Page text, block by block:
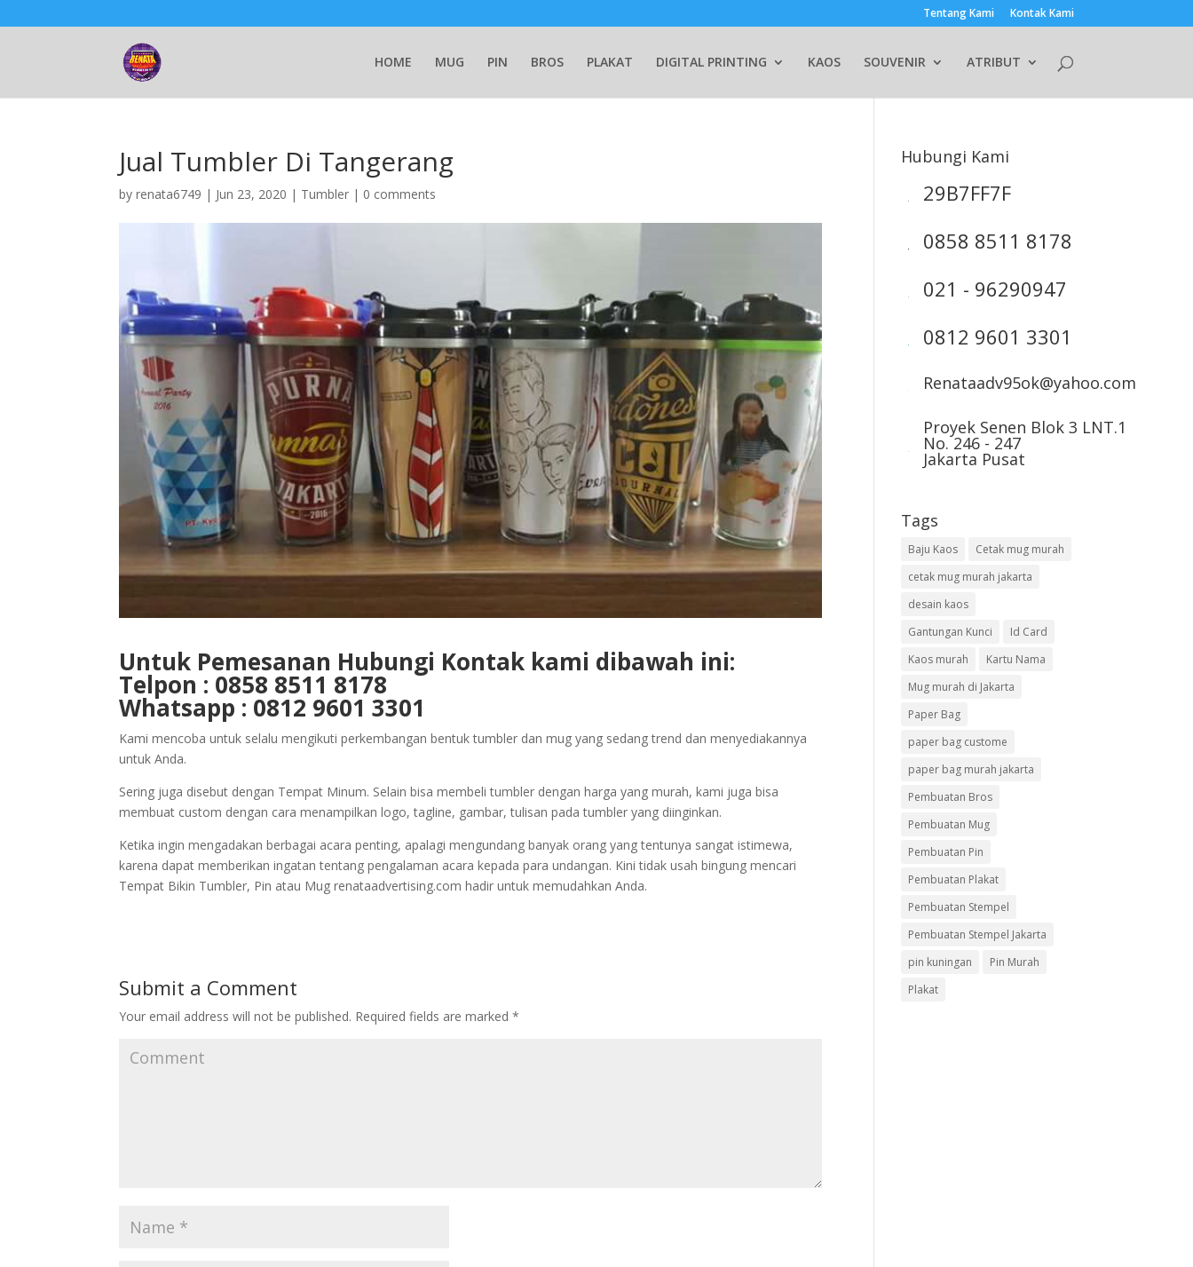
Tentang Kami Kontak Kami
HOME MUG PIN BROS PLAKAT DIGITAL PRINTING KAOS SOUVENIR ATRIBUT
Jual Tumbler Di Tangerang
byrenata6749 | Jun 23, 2020 | Tumbler | 0 comments
Untuk Pemesanan Hubungi Kontak kami dibawah ini:
Telpon : 0858 8511 8178
Whatsapp : 0812 9601 3301
Kami mencoba untuk selalu mengikuti perkembangan bentuk tumbler dan mug yang sedang trend dan menyediakannya
untuk Anda.
Sering juga disebut dengan Tempat Minum. Selain bisa membeli tumbler dengan harga yang murah, kami juga bisa
membuat custom dengan cara menampilkan logo, tagline, gambar, tulisan pada tumbler yang diinginkan.
Ketika ingin mengadakan berbagai acara penting, apalagi mengundang banyak orang yang tentunya sangat istimewa,
karena dapat memberikan ingatan tentang pengalaman acara kepada para undangan. Kini tidak usah bingung mencari
Tempat Bikin Tumbler, Pin atau Mug renataadvertising.com hadir untuk memudahkan Anda.
Submit a Comment
Your email address will not be published. Required fields are marked*
Hubungi Kami
29B7FF7F
0858 8511 8178
021 - 96290947
0812 9601 3301
Renataadv95ok@yahoo.com
Proyek Senen Blok 3 LNT.1
No. 246 - 247
Jakarta Pusat
Tags
Baju Kaos
Cetak mug murah
cetak mug murah jakarta
desain kaos
Gantungan Kunci
Id Card
Kaos murah
Kartu Nama
Mug murah di Jakarta
Paper Bag
paper bag custome
paper bag murah jakarta
Pembuatan Bros
Pembuatan Mug
Pembuatan Pin
Pembuatan Plakat
Pembuatan Stempel
Pembuatan Stempel Jakarta
pin kuningan
Pin Murah
Plakat